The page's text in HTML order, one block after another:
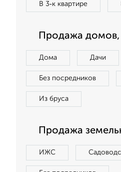
В 3‑к квартире
Продажа домов,
Дома Дачи
Без посредников
Из бруса
Продажа
ИЖС